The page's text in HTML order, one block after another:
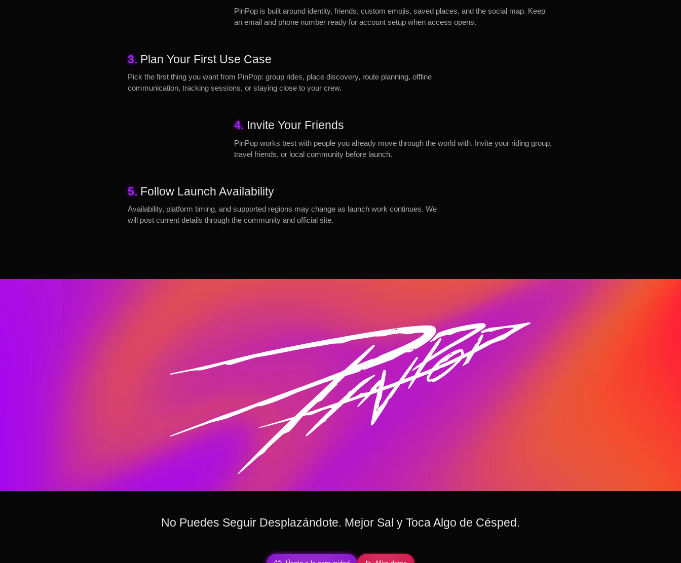
PinPop is built around identity, friends, custom emojis, saved places, and the social map. Keep
an email and phone number ready for account setup when access opens.
3. Plan Your First Use Case
Pick the first thing you want from PinPop: group rides, place discovery, route planning, offline
communication, tracking sessions, or staying close to your crew.
4. Invite Your Friends
PinPop works best with people you already move through the world with. Invite your riding group,
travel friends, or local community before launch.
5. Follow Launch Availability
Availability, platform timing, and supported regions may change as launch work continues. We
will post current details through the community and official site.
No Puedes Seguir Desplazándote. Mejor Sal y Toca Algo de Césped.